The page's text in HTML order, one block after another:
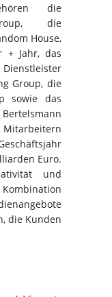
die
die
House,
+ Jahr, das
Group, die
sowie das
Euro.
und
die Kunden